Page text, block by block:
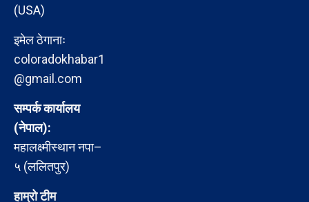
(USA)
इमेल ठेगानाः
coloradokhabar1
@gmail.com
सम्पर्क कार्यालय
(नेपाल):
महालक्ष्मीस्थान नपा–
५ (ललितपुर)
हाम्रो टीम